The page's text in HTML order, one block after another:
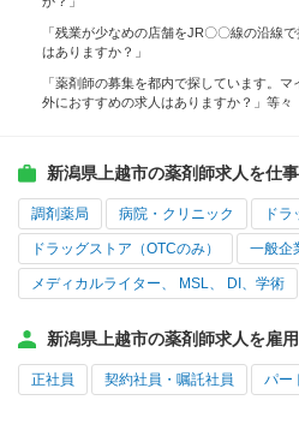
「残業が少なめの店舗をJR〇〇線の沿線
はありますか？」
「薬剤師の募集を都内で探しています。
外におすすめの求人はありますか？」等々
新潟県上越市の薬剤師求人を仕
調剤薬局 病院・クリニック ドラ
ドラッグストア（OTCのみ） 一般企
メディカルライター、 MSL、 DI、学術
新潟県上越市の薬剤師求人を雇
正社員 契約社員・嘱託社員 パー